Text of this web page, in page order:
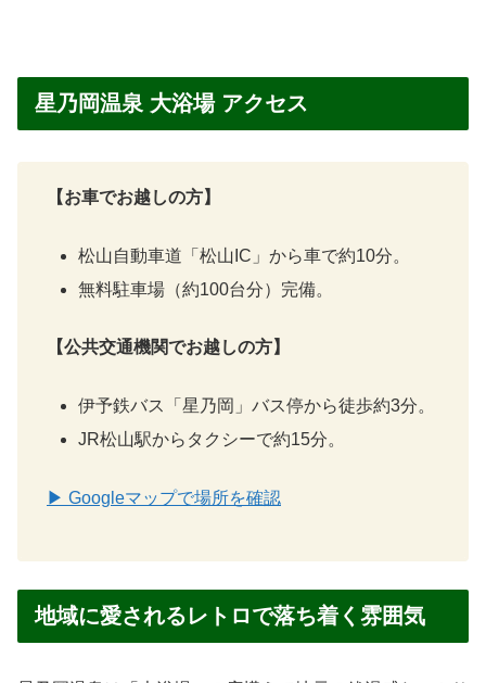
星乃岡温泉 大浴場 アクセス
【お車でお越しの方】
松山自動車道「松山IC」から車で約10分。
無料駐車場（約100台分）完備。
【公共交通機関でお越しの方】
伊予鉄バス「星乃岡」バス停から徒歩約3分。
JR松山駅からタクシーで約15分。
▶ Googleマップで場所を確認
地域に愛されるレトロで落ち着く雰囲気